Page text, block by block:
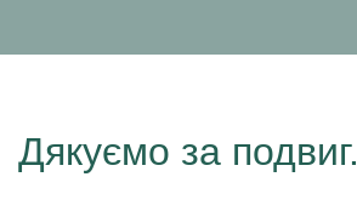
Дякуємо за подвиг.